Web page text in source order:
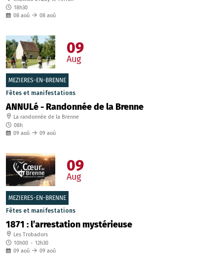
18h30
08 aoû 08 aoû
MEZIERES-EN-BRENNE
Fêtes et manifestations
ANNULé - Randonnée de la Brenne
La randonnée de la Brenne
08h
09 aoû 09 aoû
09
Aug
MEZIERES-EN-BRENNE
Fêtes et manifestations
1871 : l’arrestation mystérieuse
Les Trobadors
10h00 - 12h30
09 aoû 09 aoû
09
Aug